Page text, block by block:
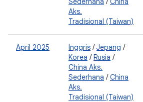
Aks.
Tradisional (Taiwan)
April 2025 Inggris /Jepang /
Korea /Rusia /
China Aks.
Sederhana /China
Aks.
Tradisional (Taiwan)